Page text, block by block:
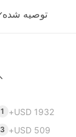
توصیه شده
USD 1932+
1
USD 509+
3